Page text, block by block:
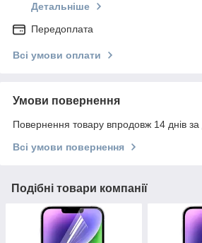
Детальніше
Передоплата
Всі умови оплати
Умови повернення
Повернення товару впродовж 14 днів
Всі умови повернення
Подібні товари компанії